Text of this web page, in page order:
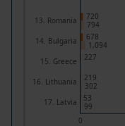
0
13. Romania
14. Bulgaria
15. Greece
16. Lithuania
17. Latvia
720
678
227
219
53
794
1,094
302
99